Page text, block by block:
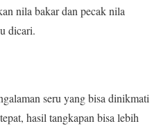
nila bakar dan pecak nila
dicari.
seru yang bisa dinikmati
hasil tangkapan bisa lebih